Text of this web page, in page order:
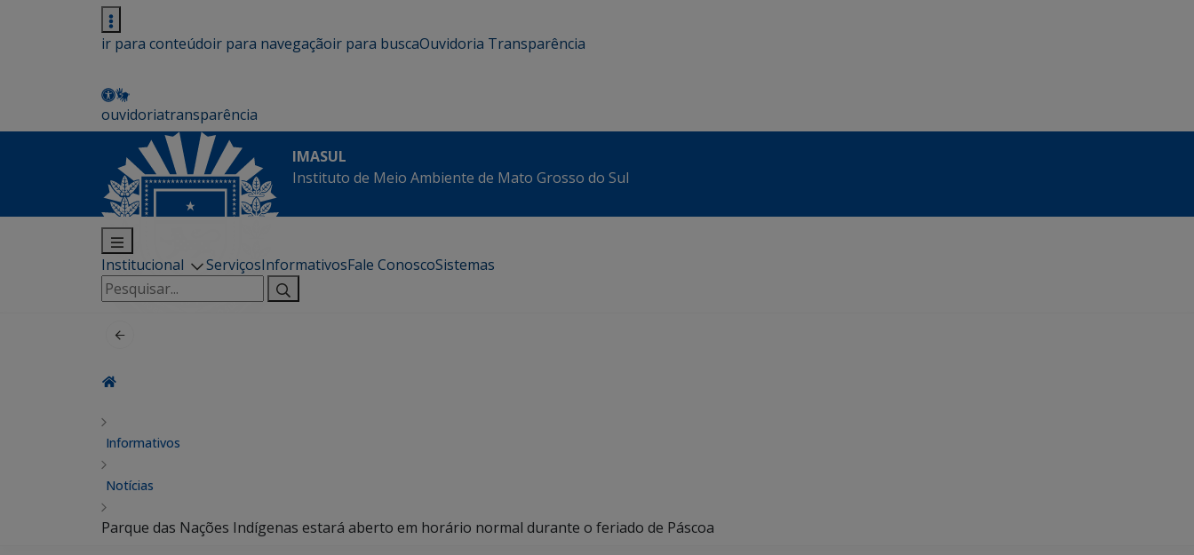
ir para conteúdoir para navegaçãoir para buscaOuvidoria Transparência
ouvidoriatransparência
IMASUL
Instituto de Meio Ambiente de Mato Grosso do Sul
Institucional ServiçosInformativosFale ConoscoSistemas
Pesquisar
por:
Informativos
Notícias
Parque das Nações Indígenas estará aberto em horário normal durante o feriado de Páscoa